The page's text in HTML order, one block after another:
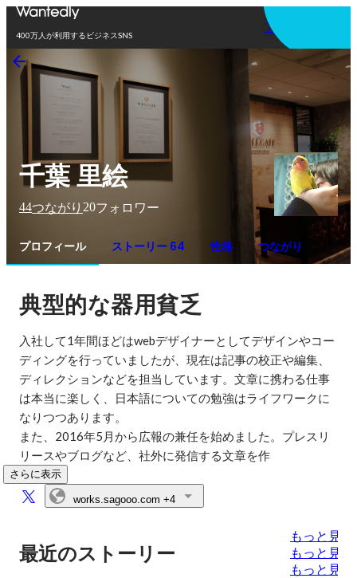
400万人が利用するビジネスSNS
アプリを使う
千葉 里絵
44つながり 20フォロワー
プロフィール ストーリー 64 性格 つながり
典型的な器用貧乏
入社して1年間ほどはwebデザイナーとしてデザインやコー
ディングを行っていましたが、現在は記事の校正や編集、
ディレクションなどを担当しています。文章に携わる仕事
は本当に楽しく、日本語についての勉強はライフワークに
なりつつあります。
また、2016年5月から広報の兼任を始めました。プレスリ
リースやブログなど、社外に発信する文章を作
さらに表示
works.sagooo.com +4
最近のストーリー
もっと見る
もっと見る
もっと見る